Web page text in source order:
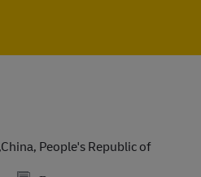
People's Republic of